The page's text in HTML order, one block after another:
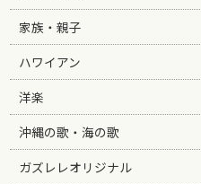
家族・親子
ハワイアン
洋楽
沖縄の歌・海の歌
ガズレレオリジナル